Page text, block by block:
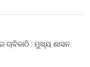
ଚାବିକାଠି : ମୁଖ୍ୟ ଶାସନ